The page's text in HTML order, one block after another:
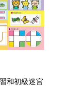
和初級迷宮